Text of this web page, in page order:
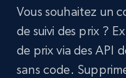
Vous souhaitez un
de suivi des prix ?
de prix via des API
sans code.